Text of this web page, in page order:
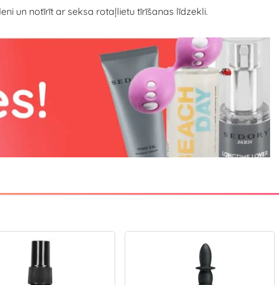
un notīrīt ar seksa rotaļlietu tīrīšanas līdzekli.